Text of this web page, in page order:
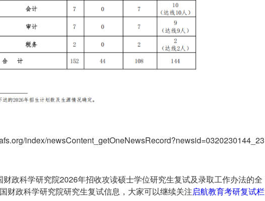
index/newsContent_getOneNewsRecord?newsid=0320230144_23
政科学研究院2026年招收攻读硕士学位研究生复试及录取工作办法的全
财政科学研究院研究生复试信息，大家可以继续关注启航教育考研复试栏